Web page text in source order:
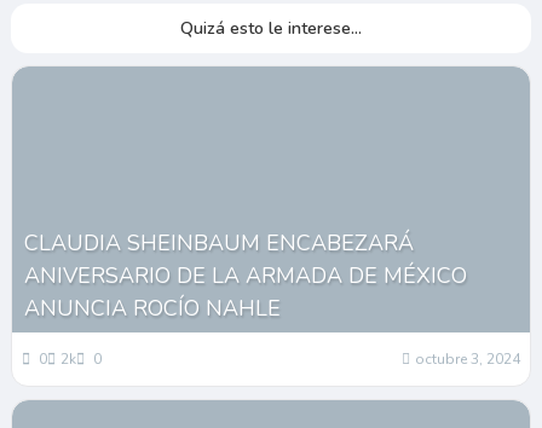
Quizá esto le interese...
CLAUDIA SHEINBAUM ENCABEZARÁ
ANIVERSARIO DE LA ARMADA DE MÉXICO
ANUNCIA ROCÍO NAHLE
0 2k 0 octubre 3, 2024